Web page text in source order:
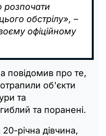
розпочати
обстрілу», –
офіційному
повідомив про те,
об'єкти
та
та поранені.
річна дівчина,